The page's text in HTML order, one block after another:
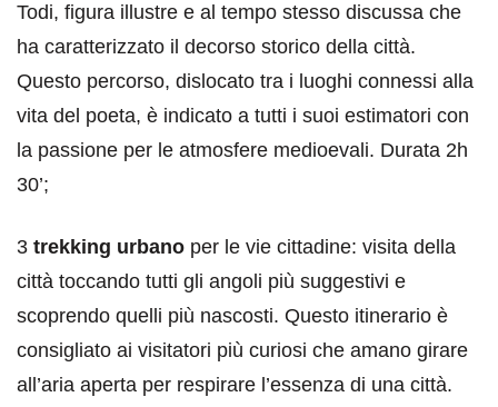
Todi, figura illustre e al tempo stesso discussa che
ha caratterizzato il decorso storico della città.
Questo percorso, dislocato tra i luoghi connessi alla
vita del poeta, è indicato a tutti i suoi estimatori con
la passione per le atmosfere medioevali. Durata 2h
30’;
3 trekking urbano per le vie cittadine: visita della
città toccando tutti gli angoli più suggestivi e
scoprendo quelli più nascosti. Questo itinerario è
consigliato ai visitatori più curiosi che amano girare
all’aria aperta per respirare l’essenza di una città.